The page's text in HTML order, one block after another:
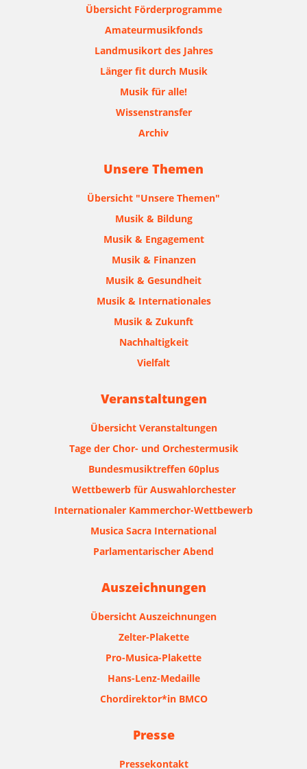
Übersicht Förderprogramme
Amateurmusikfonds
Landmusikort des Jahres
Länger fit durch Musik
Musik für alle!
Wissenstransfer
Archiv
Unsere Themen
Übersicht "Unsere Themen"
Musik & Bildung
Musik & Engagement
Musik & Finanzen
Musik & Gesundheit
Musik & Internationales
Musik & Zukunft
Nachhaltigkeit
Vielfalt
Veranstaltungen
Übersicht Veranstaltungen
Tage der Chor- und Orchestermusik
Bundesmusiktreffen 60plus
Wettbewerb für Auswahlorchester
Internationaler Kammerchor-Wettbewerb
Musica Sacra International
Parlamentarischer Abend
Auszeichnungen
Übersicht Auszeichnungen
Zelter-Plakette
Pro-Musica-Plakette
Hans-Lenz-Medaille
Chordirektor*in BMCO
Presse
Pressekontakt